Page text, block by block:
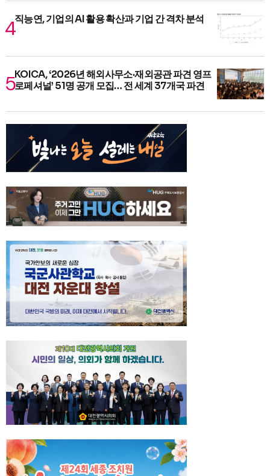
직능연, 기업의 AI 활용 확산과 기업 간 격차 분석
KOICA, ‘2026년 해외사무소·재외공관 파견 영프
로페셔널’ 51명 공개 모집… 전 세계 37개국 파견